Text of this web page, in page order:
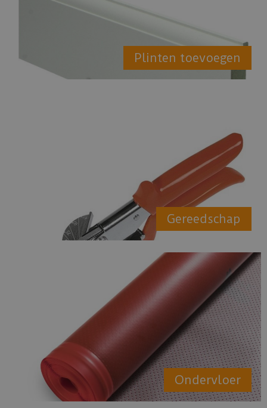
Plinten toevoegen
Gereedschap
Ondervloer